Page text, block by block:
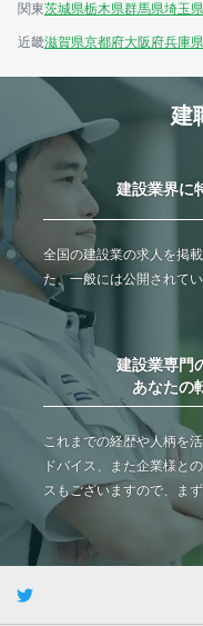
関東茨城県栃木県群馬県埼玉県
近畿滋賀県京都府大阪府兵庫県
建
建設業界に
全国の建設業の求人を掲
た、一般には公開されて
建設業専門
あなたの
これまでの経歴や人柄を
ドバイス、また企業様と
スもございますので、ま